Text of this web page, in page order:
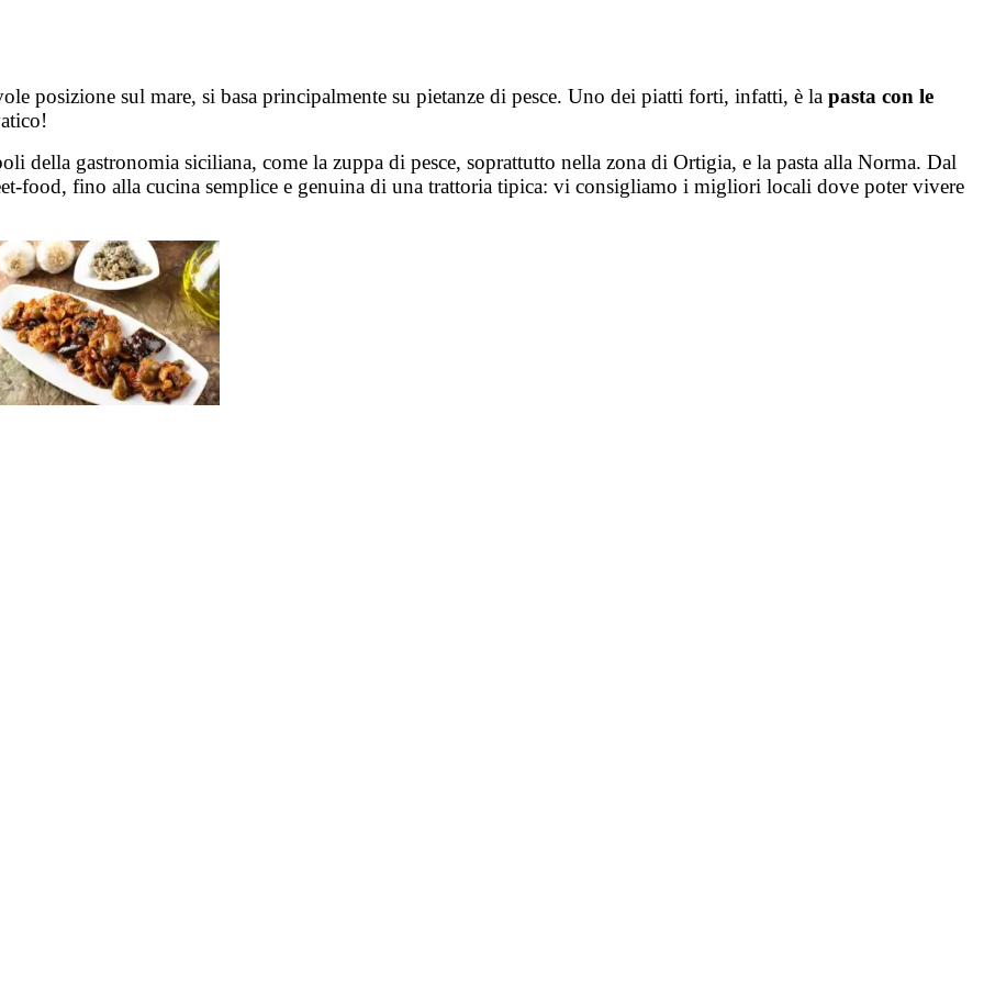
posizione sul mare, si basa principalmente su pietanze di pesce. Uno dei piatti forti, infatti, è la pasta con le
della gastronomia siciliana, come la zuppa di pesce, soprattutto nella zona di Ortigia, e la pasta alla Norma. Dal
food, fino alla cucina semplice e genuina di una trattoria tipica: vi consigliamo i migliori locali dove poter vivere